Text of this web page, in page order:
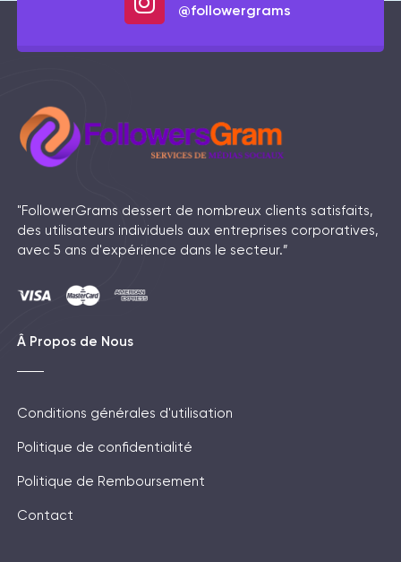
@followergrams
"FollowerGrams dessert de nombreux clients satisfaits,
des utilisateurs individuels aux entreprises corporatives,
avec 5 ans d'expérience dans le secteur.”
Â Propos de Nous
Conditions générales d'utilisation
Politique de confidentialité
Politique de Remboursement
Contact